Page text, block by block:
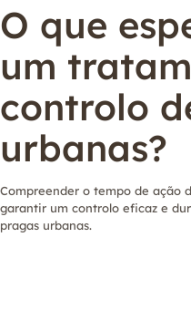
O que
um
controlo
urbanas?
Compreender o tempo de ação
garantir um controlo eficaz e
pragas urbanas.